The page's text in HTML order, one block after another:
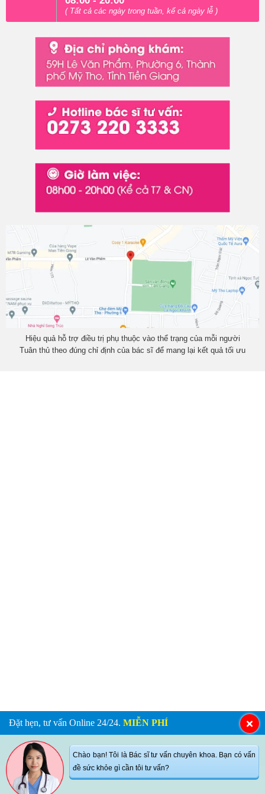
( Tất cả các ngày trong tuần, kể cả ngày lễ )
Hiệu quả hỗ trợ điều trị phụ thuộc vào thể trạng của mỗi người
Tuân thủ theo đúng chỉ định của bác sĩ để mang lại kết quả tối ưu
Đặt hẹn, tư vấn Online 24/24. MIỄN PHÍ
Chào bạn! Tôi là Bác sĩ tư vấn chuyên khoa. Bạn có vấn
đề sức khỏe gì cần tôi tư vấn?